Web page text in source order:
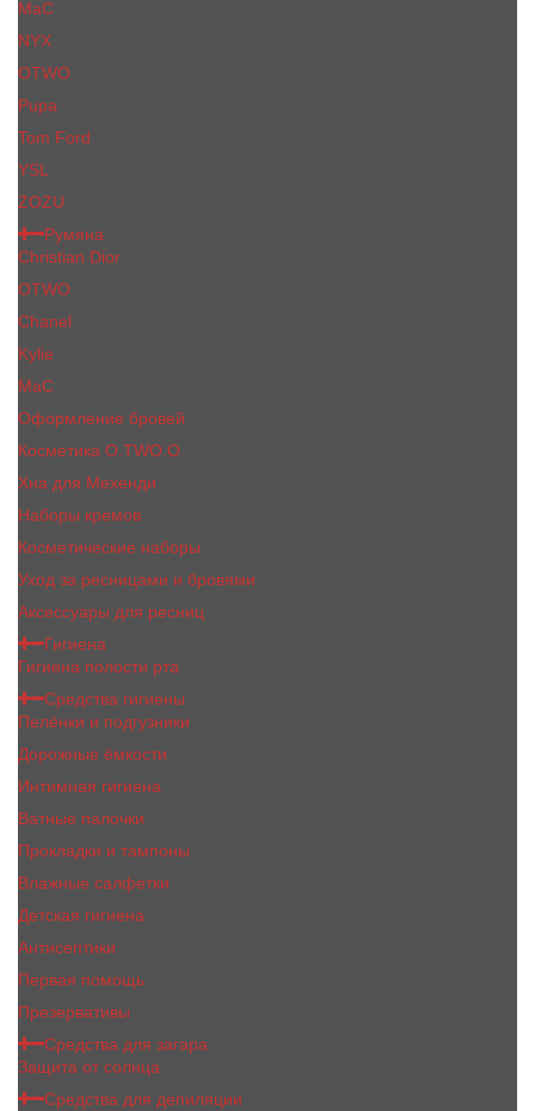
MaC
NYX
OTWO
Pupa
Tom Ford
YSL
ZOZU
Румяна
Christian Dior
OTWO
Сhanеl
Kylie
MaC
Оформление бровей
Косметика O.TWO.O
Хна для Мехенди
Наборы кремов
Косметические наборы
Уход за ресницами и бровями
Аксессуары для ресниц
Гигиена
Гигиена полости рта
Средства гигиены
Пелёнки и подгузники
Дорожные ёмкости
Интимная гигиена
Ватные палочки
Прокладки и тампоны
Влажные салфетки
Детская гигиена
Антисептики
Первая помощь
Презервативы
Средства для загара
Защита от солнца
Средства для депиляции